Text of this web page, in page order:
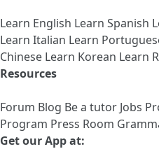
Learn English Learn Spanish
Learn Italian Learn
Chinese Learn Korean Learn
Resources
Forum Blog Be a tutor Jobs
Program Press Room
Get our App at: